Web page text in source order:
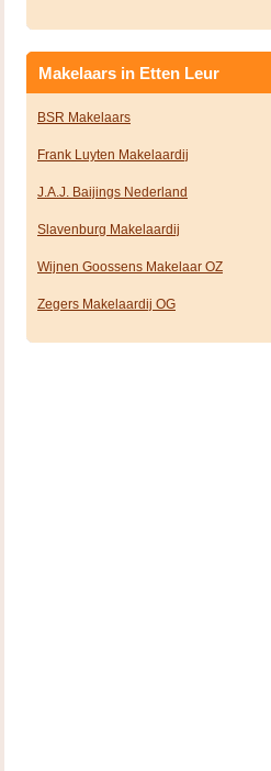
Makelaars in Etten Leur
BSR Makelaars
Frank Luyten Makelaardij
J.A.J. Baijings Nederland
Slavenburg Makelaardij
Wijnen Goossens Makelaar OZ
Zegers Makelaardij OG